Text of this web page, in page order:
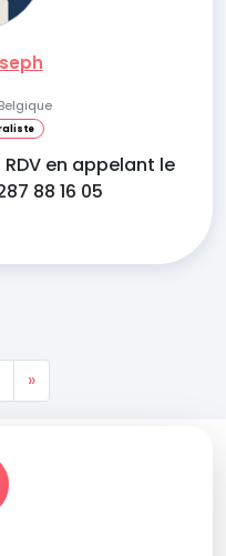
en appelant le
88 16 05
»